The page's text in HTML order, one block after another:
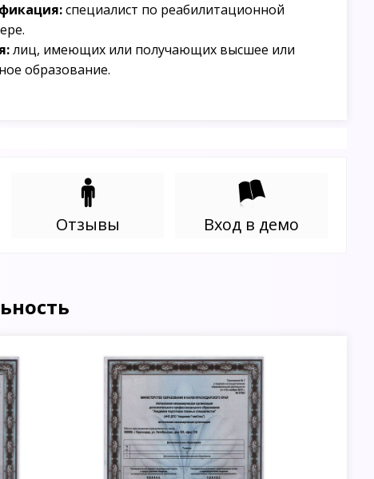
специалист по реабилитационной
лиц, имеющих или получающих высшее или
образование.
Отзывы Вход в демо